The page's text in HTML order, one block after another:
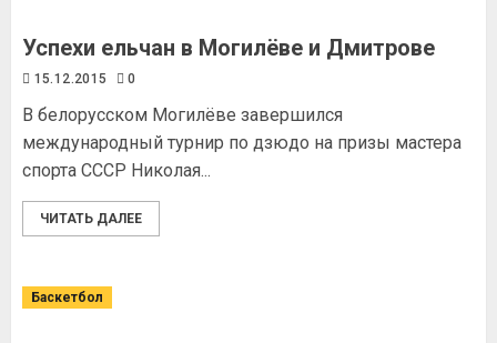
Успехи ельчан в Могилёве и Дмитрове
15.12.2015 0
В белорусском Могилёве завершился
международный турнир по дзюдо на призы мастера
спорта СССР Николая...
ЧИТАТЬ ДАЛЕЕ
Баскетбол